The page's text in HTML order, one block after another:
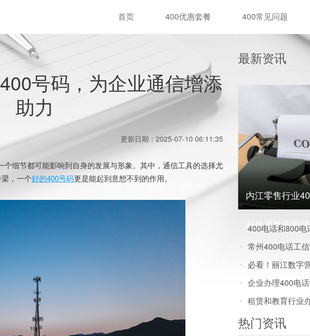
首页 400优惠套餐 400常见问题
号码，为企业通信增添
助力
更新日期：2025-07-10 06:11:35
细节都可能影响到自身的发展与形象。其中，通信工具的选择尤
，一个好的400号码更是能起到意想不到的作用。
最新资讯
内江零售行业
与效果数据揭秘
热门资讯